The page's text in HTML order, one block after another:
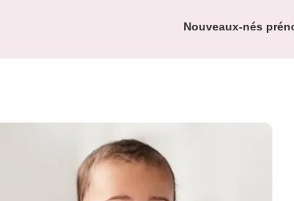
Nouveaux-nés